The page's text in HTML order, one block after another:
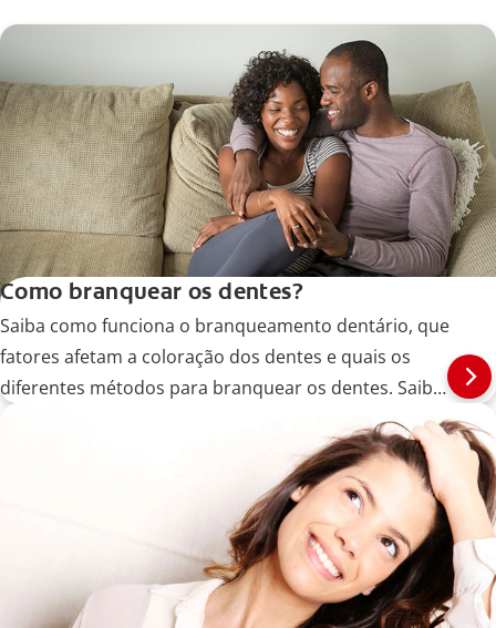
Como branquear os dentes?
Saiba como funciona o branqueamento dentário, que
fatores afetam a coloração dos dentes e quais os
diferentes métodos para branquear os dentes. Saiba